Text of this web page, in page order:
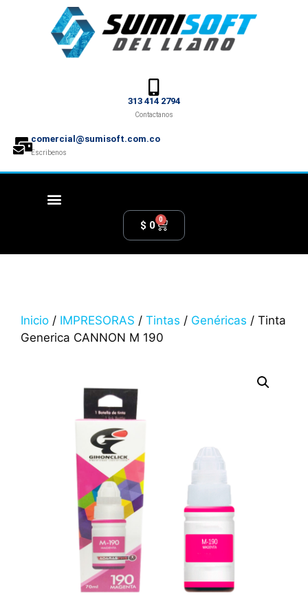
313 414 2794
Contactanos
comercial@sumisoft.com.co
Escribenos
$ 0 0
Inicio / IMPRESORAS / Tintas / Genéricas / Tinta
Generica CANNON M 190